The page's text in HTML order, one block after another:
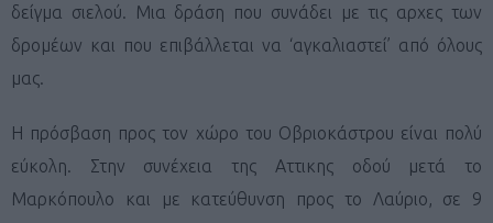
δείγμα σιελού. Μια δράση που συνάδει με τις αρχες των
δρομέων και που επιβάλλεται να ‘αγκαλιαστεί’ από όλους
μας.
Η πρόσβαση προς τον χώρο του Οβριοκάστρου είναι πολύ
εύκολη. Στην συνέχεια της Αττικης οδού μετά το
Μαρκόπουλο και με κατεύθυνση προς το Λαύριο, σε 9